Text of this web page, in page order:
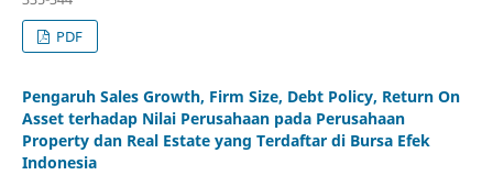
PDF
Pengaruh Sales Growth, Firm Size, Debt Policy, Return On
Asset terhadap Nilai Perusahaan pada Perusahaan
Property dan Real Estate yang Terdaftar di Bursa Efek
Indonesia